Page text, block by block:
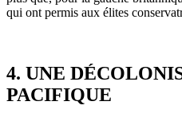
qui ont permis aux élites
4. UNE
PACIFIQUE